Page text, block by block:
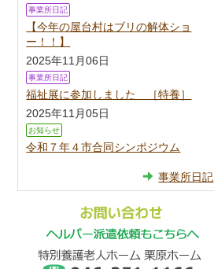
事業所日記
【今年の屋台村はブリの解体ショ
ー！！】
2025年11月06日
事業所日記
福祉展に参加しました ［特養］
2025年11月05日
お知らせ
令和７年４市合同シンポジウム
事業所日記